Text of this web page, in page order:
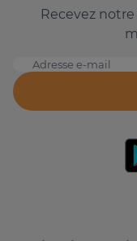
Recevez
Adresse e-mail